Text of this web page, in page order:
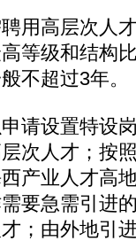
高层次人
等级和结构
不超过3年。
设置特设
次人才；按
产业人才高
要急需引进
；由外地引